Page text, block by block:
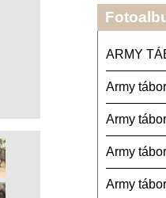
ARMY
Army
Army
Army
Army